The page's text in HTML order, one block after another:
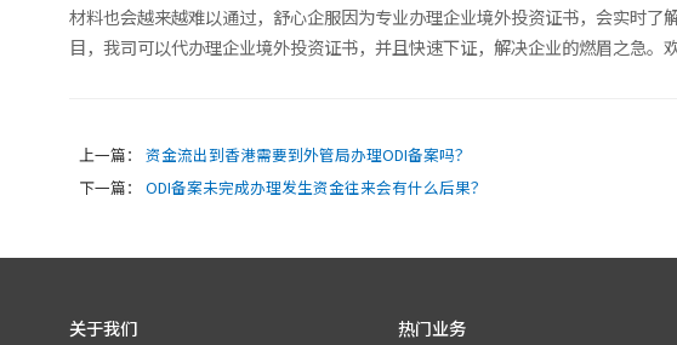
材料也会越来越难以通过，舒心企服因为专业办理企业境外投资证书，会实时
目，我司可以代办理企业境外投资证书，并且快速下证，解决企业的燃眉之急。
上一篇：
资金流出到香港需要到外管局办理ODI备案吗？
下一篇：
ODI备案未完成办理发生资金往来会有什么后果？
关于我们 热门业务